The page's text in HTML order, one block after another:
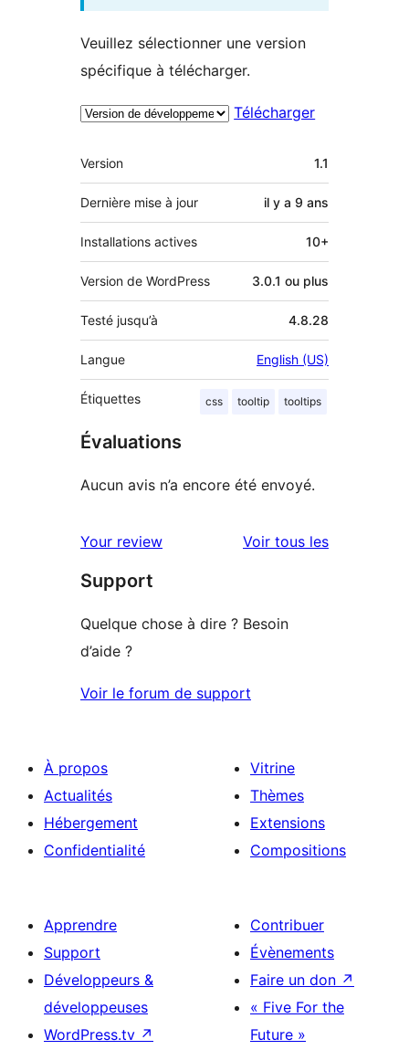
Veuillez sélectionner une version
spécifique à télécharger.
Télécharger
Méta
Version 1.1
Dernière mise à jour il y a 9 ans
Installations actives 10+
Version de WordPress 3.0.1 ou plus
Testé jusqu’à 4.8.28
Langue English (US)
Étiquettes css tooltip tooltips
Évaluations
Aucun avis n’a encore été envoyé.
Your review Voir tous lesavis
Support
Quelque chose à dire ? Besoin
d’aide ?
Voir le forum de support
À propos
Actualités
Hébergement
Confidentialité
Vitrine
Thèmes
Extensions
Compositions
Apprendre
Support
Développeurs &
développeuses
WordPress.tv ↗
Contribuer
Évènements
Faire un don ↗
« Five For the
Future »